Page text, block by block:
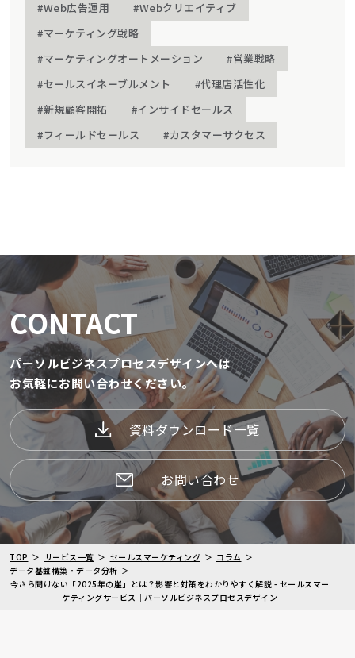
#Web広告運用
#Webクリエイティブ
#マーケティング戦略
#マーケティングオートメーション
#営業戦略
#セールスイネーブルメント
#代理店活性化
#新規顧客開拓
#インサイドセールス
#フィールドセールス
#カスタマーサクセス
CONTACT
パーソルビジネスプロセスデザインへは
お気軽にお問い合わせください。
資料ダウンロード一覧
お問い合わせ
TOP サービス一覧 セールスマーケティング
コラム
データ基盤構築・データ分析
今さら聞けない「2025年の崖」とは？影響と対策をわかりやすく解説 - セールスマー
ケティングサービス｜パーソルビジネスプロセスデザイン